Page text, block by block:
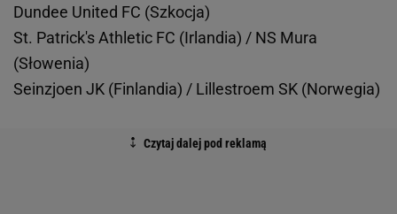
Dundee United FC (Szkocja)
St. Patrick's Athletic FC (Irlandia) / NS Mura
(Słowenia)
Seinzjoen JK (Finlandia) / Lillestroem SK (Norwegia)